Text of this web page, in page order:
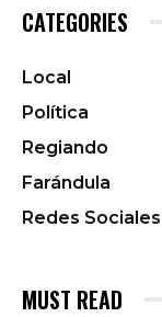
CATEGORIES
Local
Política
Regiando
Farándula
Redes Sociales
MUST READ